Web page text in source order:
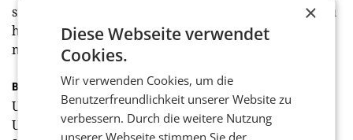
sind jünger und kaufkräftiger. Und auch der Trend zu
höherer Qualität hält an – und setzt sich, davon ist
man bei Meinl überzeugt, weiter fort.
Barista-Ausbildung für daheim
Um dem Trend infolge die fachmännische
Unterfütterung angedeihen zu lassen, lädt Meinl ab
×
Diese Webseite verwendet
Cookies.
Wir verwenden Cookies, um die
Benutzerfreundlichkeit unserer Website zu
verbessern. Durch die weitere Nutzung
unserer Webseite stimmen Sie der